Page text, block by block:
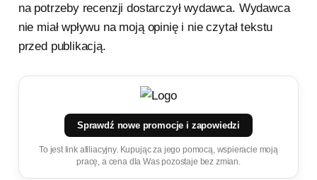
na potrzeby recenzji dostarczył wydawca. Wydawca
nie miał wpływu na moją opinię i nie czytał tekstu
przed publikacją.
Sprawdź nowe promocje i zapowiedzi
To jest link afiliacyjny. Kupując za jego pomocą, wspieracie moją
pracę, a cena dla Was pozostaje bez zmian.